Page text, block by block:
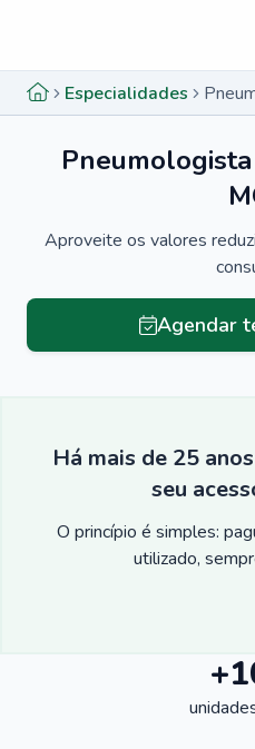
Especialidades
Aproveite os valores
Agendar
Há mais de 25
seu
O princípio é simples:
utilizado,